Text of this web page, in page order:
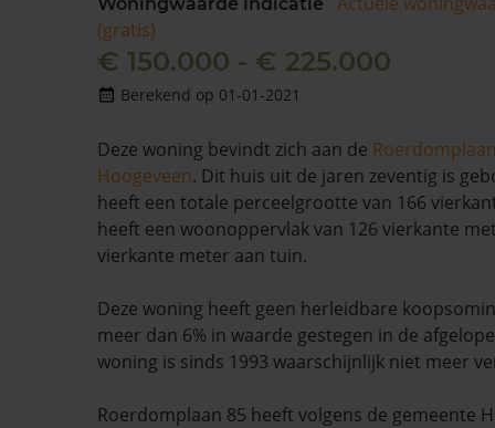
(gratis)
€ 150.000 - € 225.000
Berekend op 01-01-2021
Deze woning bevindt zich aan de
Hoogeveen. Dit huis uit de jaren zeventig is
heeft een totale perceelgrootte van 166
heeft een woonoppervlak van 126 vierkante
vierkante meter aan tuin.
Deze woning heeft geen herleidbare
meer dan 6% in waarde gestegen in de
woning is sinds 1993 waarschijnlijk niet meer
Roerdomplaan 85 heeft volgens de gemeente